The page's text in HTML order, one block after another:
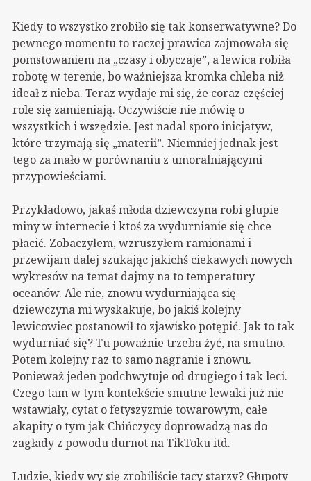
Kiedy to wszystko zrobiło się tak konserwatywne? Do
pewnego momentu to raczej prawica zajmowała się
pomstowaniem na „czasy i obyczaje”, a lewica robiła
robotę w terenie, bo ważniejsza kromka chleba niż
ideał z nieba. Teraz wydaje mi się, że coraz częściej
role się zamieniają. Oczywiście nie mówię o
wszystkich i wszędzie. Jest nadal sporo inicjatyw,
które trzymają się „materii”. Niemniej jednak jest
tego za mało w porównaniu z umoralniającymi
przypowieściami.
Przykładowo, jakaś młoda dziewczyna robi głupie
miny w internecie i ktoś za wydurnianie się chce
płacić. Zobaczyłem, wzruszyłem ramionami i
przewijam dalej szukając jakichś ciekawych nowych
wykresów na temat dajmy na to temperatury
oceanów. Ale nie, znowu wydurniająca się
dziewczyna mi wyskakuje, bo jakiś kolejny
lewicowiec postanowił to zjawisko potępić. Jak to tak
wydurniać się? Tu poważnie trzeba żyć, na smutno.
Potem kolejny raz to samo nagranie i znowu.
Ponieważ jeden podchwytuje od drugiego i tak leci.
Czego tam w tym kontekście smutne lewaki już nie
wstawiały, cytat o fetyszyzmie towarowym, całe
akapity o tym jak Chińczycy doprowadzą nas do
zagłady z powodu durnot na TikToku itd.
Ludzie, kiedy wy się zrobiliście tacy starzy? Głupoty